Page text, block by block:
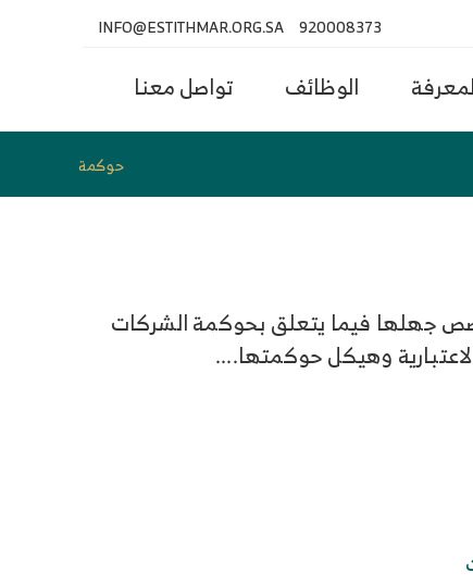
920008373
INFO@ESTITHMAR.ORG.SA
الوظائف تواصل معنا
حوكمة
جهلها فيما يتعلق بحوكمة الشركات
وهيكل حوكمتها....